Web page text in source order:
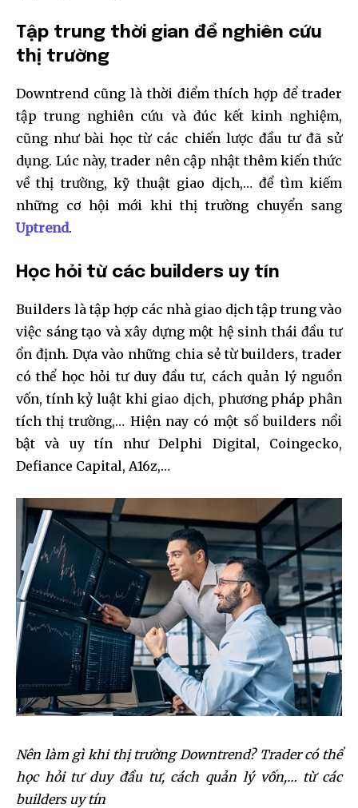
Tập trung thời gian để nghiên cứu
thị trường
Downtrend cũng là thời điểm thích hợp để trader
tập trung nghiên cứu và đúc kết kinh nghiệm,
cũng như bài học từ các chiến lược đầu tư đã sử
dụng. Lúc này, trader nên cập nhật thêm kiến thức
về thị trường, kỹ thuật giao dịch,… để tìm kiếm
những cơ hội mới khi thị trường chuyển sang
Uptrend.
Học hỏi từ các builders uy tín
Builders là tập hợp các nhà giao dịch tập trung vào
việc sáng tạo và xây dựng một hệ sinh thái đầu tư
ổn định. Dựa vào những chia sẻ từ builders, trader
có thể học hỏi tư duy đầu tư, cách quản lý nguồn
vốn, tính kỷ luật khi giao dịch, phương pháp phân
tích thị trường,… Hiện nay có một số builders nổi
bật và uy tín như Delphi Digital, Coingecko,
Defiance Capital, A16z,…
Nên làm gì khi thị trường Downtrend? Trader có thể
học hỏi tư duy đầu tư, cách quản lý vốn,… từ các
builders uy tín